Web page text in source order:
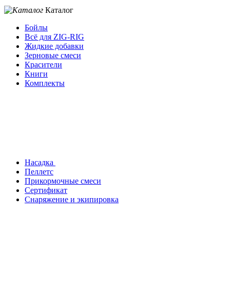
Каталог
Бойлы
Всё для ZIG-RIG
Жидкие добавки
Зерновые смеси
Красители
Книги
Комплекты
Насадка
Пеллетс
Прикормочные смеси
Сертификат
Снаряжение и экипировка